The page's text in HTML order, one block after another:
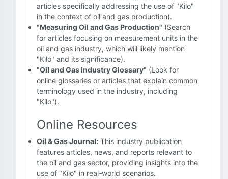
articles specifically addressing the use of "Kilo"
in the context of oil and gas production).
"Measuring Oil and Gas Production" (Search
for articles focusing on measurement units in the
oil and gas industry, which will likely mention
"Kilo" and its significance).
"Oil and Gas Industry Glossary" (Look for
online glossaries or articles that explain common
terminology used in the industry, including
"Kilo").
Online Resources
Oil & Gas Journal: This industry publication
features articles, news, and reports relevant to
the oil and gas sector, providing insights into the
use of "Kilo" in real-world scenarios.